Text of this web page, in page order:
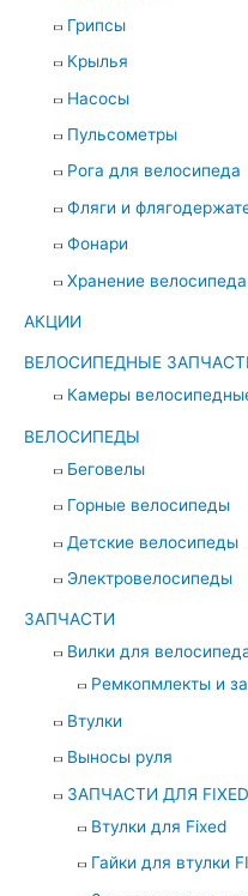
Грипсы
Крылья
Насосы
Пульсометры
Рога для велосипеда
Фляги и
Фонари
Хранение велосипеда
АКЦИИ
ВЕЛОСИПЕДНЫЕ
Камеры
ВЕЛОСИПЕДЫ
Беговелы
Горные велосипеды
Детские велосипеды
Электровелосипеды
ЗАПЧАСТИ
Вилки для
Ремкопмлекты и
Втулки
Выносы руля
ЗАПЧАСТИ ДЛЯ FIXED
Втулки для Fixed
Гайки для втулки